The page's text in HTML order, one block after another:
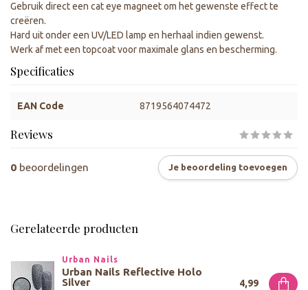
Gebruik direct een cat eye magneet om het gewenste effect te
creëren.
Hard uit onder een UV/LED lamp en herhaal indien gewenst.
Werk af met een topcoat voor maximale glans en bescherming.
Specificaties
EAN Code 8719564074472
Reviews
0 beoordelingen Je beoordeling toevoegen
Gerelateerde producten
Urban Nails
Urban Nails Reflective Holo
Silver
4,99